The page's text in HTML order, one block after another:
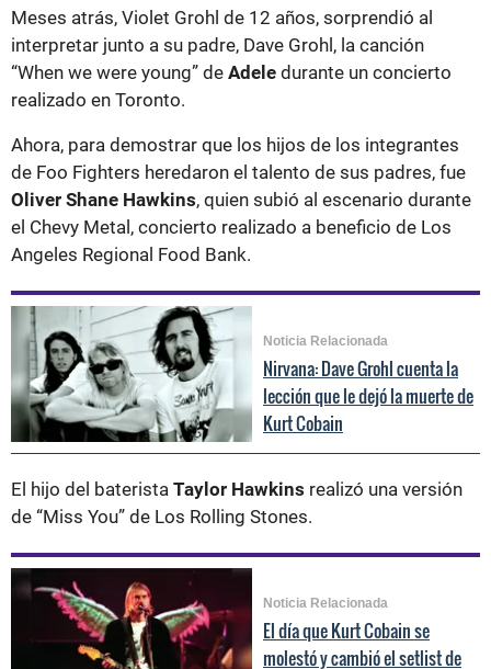
Meses atrás, Violet Grohl de 12 años, sorprendió al
interpretar junto a su padre, Dave Grohl, la canción
“When we were young” de Adele durante un concierto
realizado en Toronto.
Ahora, para demostrar que los hijos de los integrantes
de Foo Fighters heredaron el talento de sus padres, fue
Oliver Shane Hawkins, quien subió al escenario durante
el Chevy Metal, concierto realizado a beneficio de Los
Angeles Regional Food Bank.
Noticia Relacionada
Nirvana: Dave Grohl cuenta la
lección que le dejó la muerte de
Kurt Cobain
El hijo del baterista Taylor Hawkins realizó una versión
de “Miss You” de Los Rolling Stones.
Noticia Relacionada
El día que Kurt Cobain se
molestó y cambió el setlist de